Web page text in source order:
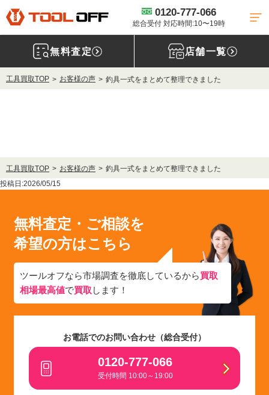
0120-777-066
総合受付 対応時間:10〜19時
無料査定 店舗一覧
工具買取TOP お客様の声 釣具一式をまとめて整理できました
工具買取TOP お客様の声
釣具一式をまとめて整理できました
投稿日:2026/05/15
無料査定・ご相談を
希望の方はこちら
ツールオフなら市場調査を徹底しているから買取
相場最高値で買取 します！
お電話でのお問い合わせ（総合受付）
0120-777-066
受付時間 10:00～19:00